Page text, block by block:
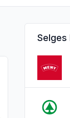
500g
Selges